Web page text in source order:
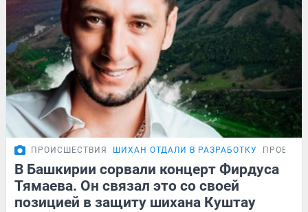
ПРОИСШЕСТВИЯ ШИХАН ОТДАЛИ В РАЗРАБОТКУ
В Башкирии сорвали концерт Фирдуса
Тямаева. Он связал это со своей
позицией в защиту шихана Куштау